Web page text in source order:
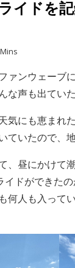
イドを記
ァンウェーブ
な声も出てい
気にも恵まれ
ていたので、
、昼にかけて
ドができた
何人も入って